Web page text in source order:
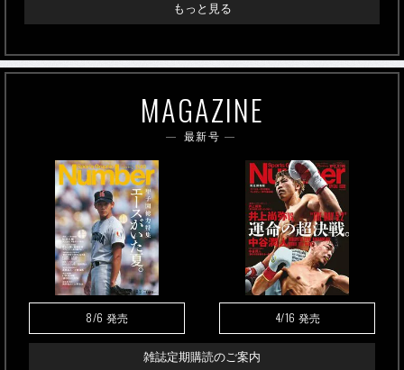
もっと見る
MAGAZINE
最新号
8/6 発売 4/16 発売
雑誌定期購読のご案内